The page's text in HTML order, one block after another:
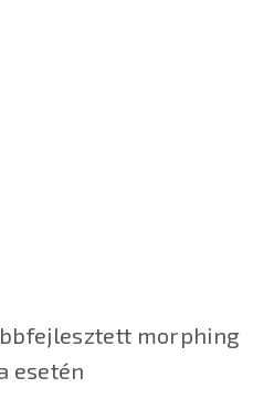
morphing
esetén